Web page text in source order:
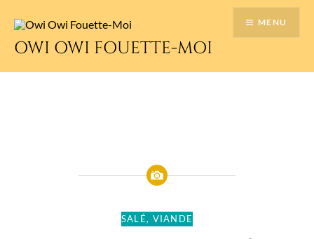
contenu
OWI OWI FOUETTE-MOI
MENU
SALÉ, VIANDE